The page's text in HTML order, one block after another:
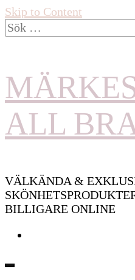
Skip to Content
Sök
efter:
ALL
VÄLKÄNDA &
BILLIGARE ONLINE